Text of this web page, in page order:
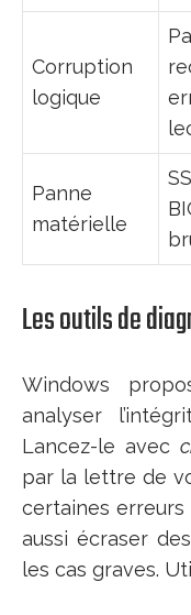
Corruption
logique
Panne
matérielle
Les outils de
Windows
analyser
Lancez-le avec
par la lettre de
certaines
aussi écraser
les cas graves.